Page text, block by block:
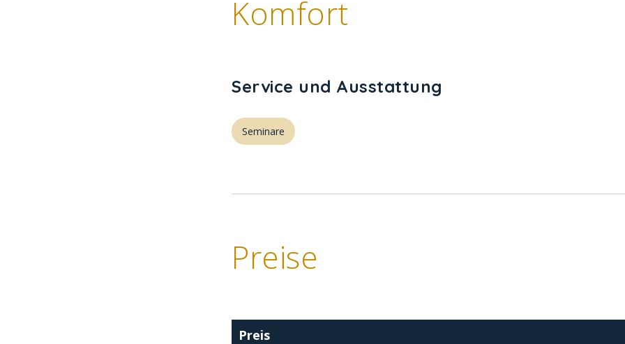
Komfort
Service und Ausstattung
Seminare
Preise
Preis